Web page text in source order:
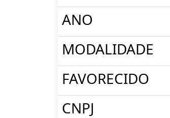
ANO
MODALIDADE
FAVORECIDO
CNPJ